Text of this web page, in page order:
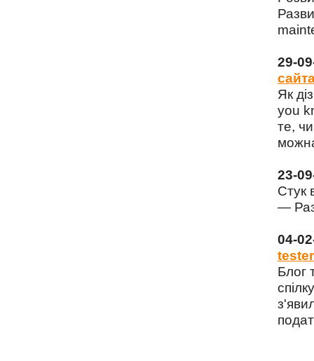
29-
Як
you
те,
23-
Стук
—
04-
tester
Блог